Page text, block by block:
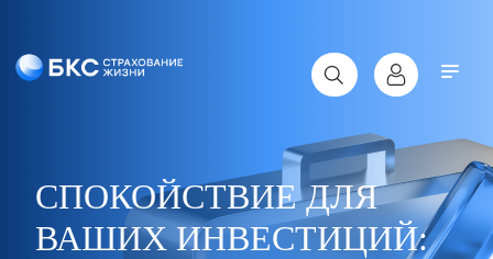
СПОКОЙСТВИЕ ДЛЯ
ВАШИХ ИНВЕСТИЦИЙ: